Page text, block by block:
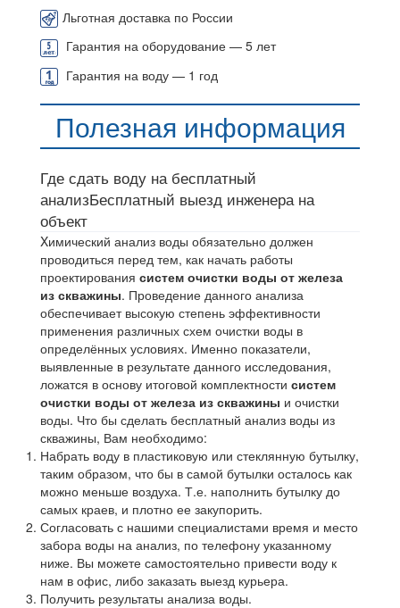
Льготная доставка по России
Гарантия на оборудование — 5 лет
Гарантия на воду — 1 год
Полезная информация
Где сдать воду на бесплатный
анализБесплатный выезд инженера на
объект
Xимический анализ воды обязательно должен
проводиться перед тем, как начать работы
проектирования систем очистки воды от железа
из скважины. Проведение данного анализа
обеспечивает высокую степень эффективности
применения различных схем очистки воды в
определённых условиях. Именно показатели,
выявленные в результате данного исследования,
ложатся в основу итоговой комплектности систем
очистки воды от железа из скважины и очистки
воды. Что бы сделать бесплатный анализ воды из
скважины, Вам необходимо:
Набрать воду в пластиковую или стеклянную бутылку,
таким образом, что бы в самой бутылки осталось как
можно меньше воздуха. Т.е. наполнить бутылку до
самых краев, и плотно ее закупорить.
Согласовать с нашими специалистами время и место
забора воды на анализ, по телефону указанному
ниже. Вы можете самостоятельно привести воду к
нам в офис, либо заказать выезд курьера.
Получить результаты анализа воды.